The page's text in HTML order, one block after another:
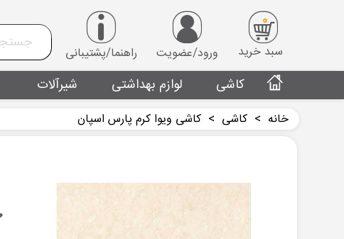
0
سبد خرید
ورود/عضویت راهنما/پشتیبانی
کاشی لوازم بهداشتی شیرآلات
خانه > کاشی > کاشی ویوا کرم پارس اسپان